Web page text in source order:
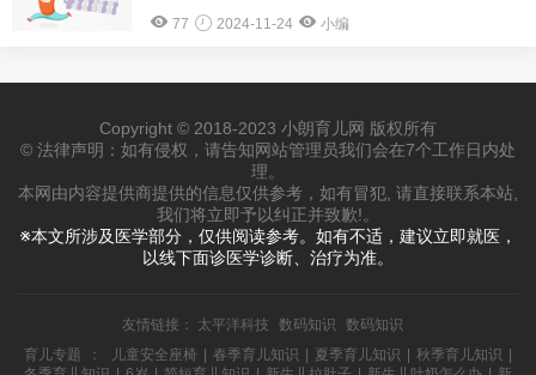
77 2024-11-24 小编
Copyright © 2018-2023 小朗育儿网 版权所有
© 法律声明：如有侵权，请告知网站管理员我们会在7个工作日内处
理。
本网由内容提供商提供的信息仅供参考，如有冒犯, 请直接联系本站,
我们将立即予以纠正并致歉!。
※本文所涉及医学部分，仅供阅读参考。如有不适，建议立即就医，
以线下面诊医学诊断、治疗为准。
友情链接： 太平洋科技 数码知识
数码知识
育儿专题
： 儿童安全座椅 | 春季育儿知识 | 夏季育儿知识 | 秋季育儿知识 |